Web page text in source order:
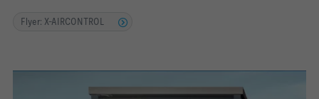
Flyer: X-AIRCONTROL